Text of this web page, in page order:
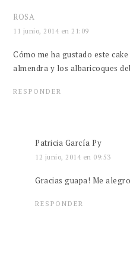
ROSA
11 junio, 2014 en 21:09
Cómo me ha gustado este
almendra y los albaricoques
RESPONDER
Patricia García Py
12 junio, 2014 en 09:53
Gracias guapa! Me
RESPONDER